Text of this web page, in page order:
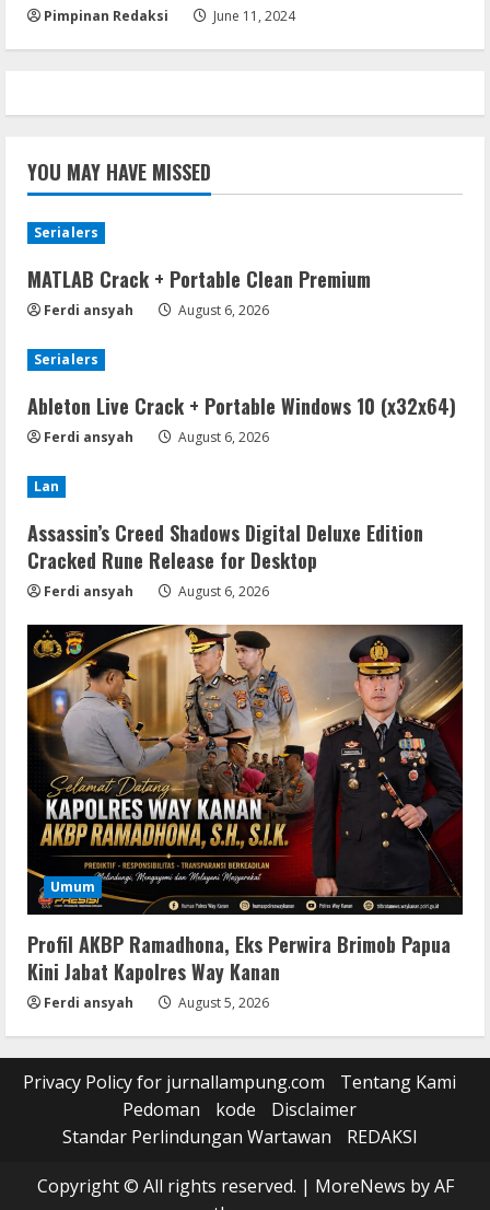
Pimpinan Redaksi June 11, 2024
YOU MAY HAVE MISSED
Serialers
MATLAB Crack + Portable Clean Premium
Ferdi ansyah August 6, 2026
Serialers
Ableton Live Crack + Portable Windows 10 (x32x64)
Ferdi ansyah August 6, 2026
Lan
Assassin’s Creed Shadows Digital Deluxe Edition
Cracked Rune Release for Desktop
Ferdi ansyah August 6, 2026
Umum
Profil AKBP Ramadhona, Eks Perwira Brimob Papua
Kini Jabat Kapolres Way Kanan
Ferdi ansyah August 5, 2026
Privacy Policy for jurnallampung.com
Tentang Kami
Pedoman
kode
Disclaimer
Standar Perlindungan Wartawan
REDAKSI
Copyright © All rights reserved. | MoreNews by AF